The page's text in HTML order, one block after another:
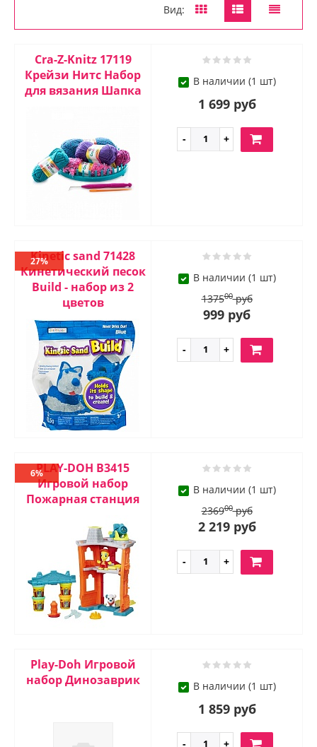
Вид:
Cra-Z-Knitz 17119
Крейзи Нитс Набор
для вязания Шапка
В наличии (1 шт)
1 699 руб
Kinetic sand 71428
Кинетический песок
Build - набор из 2
цветов
27%
В наличии (1 шт)
137500руб
999 руб
PLAY-DOH B3415
Игровой набор
Пожарная станция
6%
В наличии (1 шт)
236900руб
2 219 руб
Play-Doh Игровой
набор Динозаврик
В наличии (1 шт)
1 859 руб